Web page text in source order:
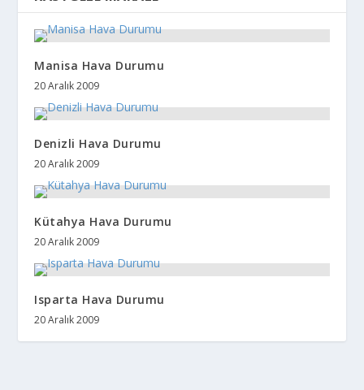
Manisa Hava Durumu
20 Aralık 2009
Denizli Hava Durumu
20 Aralık 2009
Kütahya Hava Durumu
20 Aralık 2009
Isparta Hava Durumu
20 Aralık 2009